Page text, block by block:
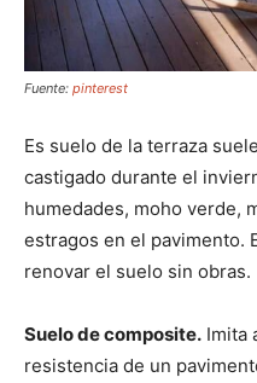
Fuente: pinterest
Es suelo de la terraza
castigado durante el
humedades, moho verde,
estragos en el pavimento.
renovar el suelo sin obras.
Suelo de composite. Imita
resistencia de un